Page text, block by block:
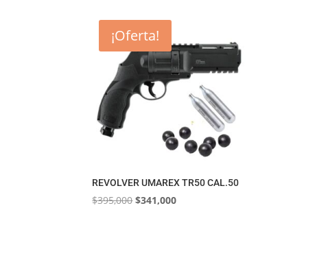
¡Oferta!
REVOLVER UMAREX TR50 CAL.50
$395,000El
$341,000El